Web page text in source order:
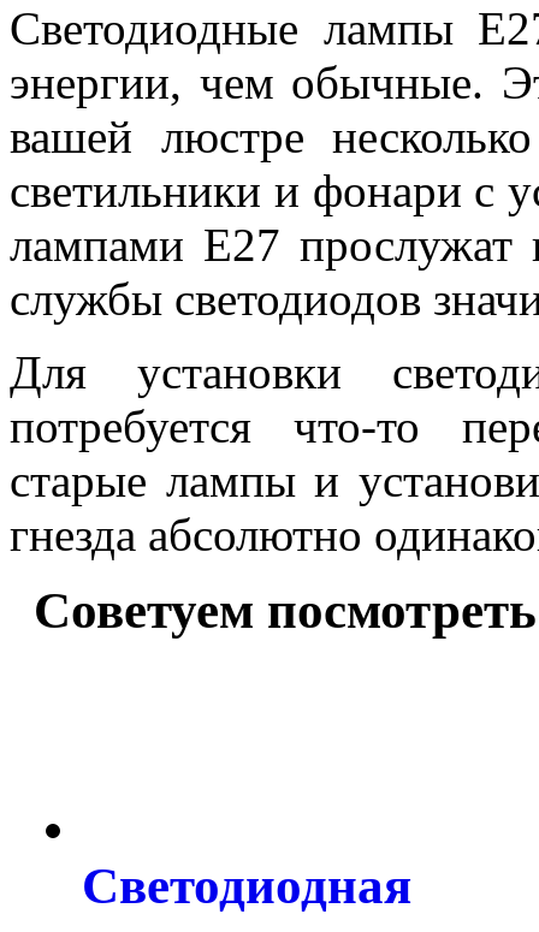
Светодиодные лампы
энергии, чем обычные.
вашей люстре
светильники и фонари с
лампами E27 прослужат
службы светодиодов
Для установки
потребуется что-то
старые лампы и
гнезда абсолютно
Советуем
Светодиодная